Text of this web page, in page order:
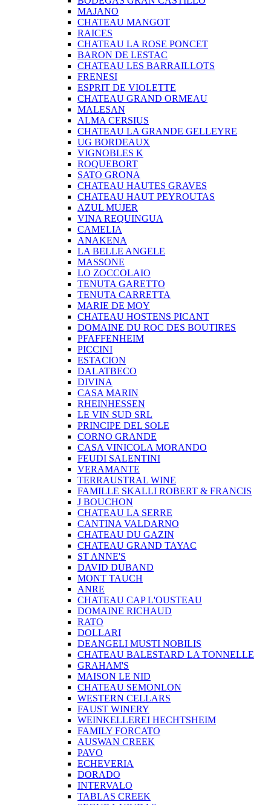
MAJANO
CHATEAU MANGOT
RAICES
CHATEAU LA ROSE PONCET
BARON DE LESTAC
CHATEAU LES BARRAILLOTS
FRENESI
ESPRIT DE VIOLETTE
CHATEAU GRAND ORMEAU
MALESAN
ALMA CERSIUS
CHATEAU LA GRANDE GELLEYRE
UG BORDEAUX
VIGNOBLES K
ROQUEBORT
SATO GRONA
CHATEAU HAUTES GRAVES
CHATEAU HAUT PEYROUTAS
AZUL MUJER
VINA REQUINGUA
CAMELIA
ANAKENA
LA BELLE ANGELE
MASSONE
LO ZOCCOLAIO
TENUTA GARETTO
TENUTA CARRETTA
MARIE DE MOY
CHATEAU HOSTENS PICANT
DOMAINE DU ROC DES BOUTIRES
PFAFFENHEIM
PICCINI
ESTACION
DALATBECO
DIVINA
CASA MARIN
RHEINHESSEN
LE VIN SUD SRL
PRINCIPE DEL SOLE
CORNO GRANDE
CASA VINICOLA MORANDO
FEUDI SALENTINI
VERAMANTE
TERRAUSTRAL WINE
FAMILLE SKALLI ROBERT & FRANCIS
J BOUCHON
CHATEAU LA SERRE
CANTINA VALDARNO
CHATEAU DU GAZIN
CHATEAU GRAND TAYAC
ST ANNE'S
DAVID DUBAND
MONT TAUCH
ANRE
CHATEAU CAP L'OUSTEAU
DOMAINE RICHAUD
RATO
DOLLARI
DEANGELI MUSTI NOBILIS
CHATEAU BALESTARD LA TONNELLE
GRAHAM'S
MAISON LE NID
CHATEAU SEMONLON
WESTERN CELLARS
FAUST WINERY
WEINKELLEREI HECHTSHEIM
FAMILY FORCATO
AUSWAN CREEK
PAVO
ECHEVERIA
DORADO
INTERVALO
TABLAS CREEK